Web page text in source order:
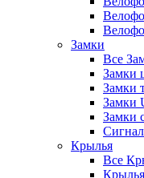
Замки
Все
Замки
Замки
Замки
Замки
Крылья
Все